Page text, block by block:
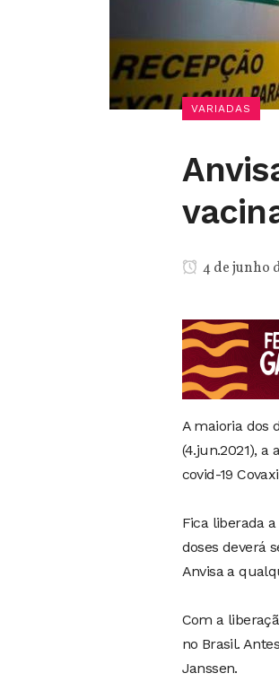
VARIADAS
4 de junho
A maioria dos
(4.jun.2021),
covid-19
Fica liberada
doses deverá
Anvisa a
Com a
no Brasil.
Janssen.